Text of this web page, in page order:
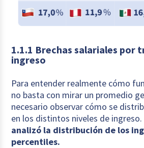
1.1.1 Brechas salariales por
ingreso
Para entender realmente cómo
no basta con mirar un promedio
necesario observar cómo se
en los distintos niveles de
analizó la distribución de los
percentiles.